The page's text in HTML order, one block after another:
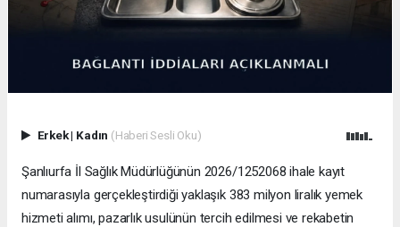
Erkek| Kadın (Haberi Sesli Oku)
Şanlıurfa İl Sağlık Müdürlüğünün 2026/1252068 ihale kayıt
numarasıyla gerçekleştirdiği yaklaşık 383 milyon liralık yemek
hizmeti alımı, pazarlık usulünün tercih edilmesi ve rekabetin